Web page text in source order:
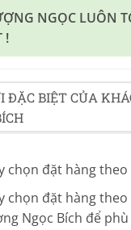
NGỌC LUÔN
!
ĐẶC BIỆT CỦA
chọn đặt hàng theo
chọn đặt hàng
Ngọc Bích để